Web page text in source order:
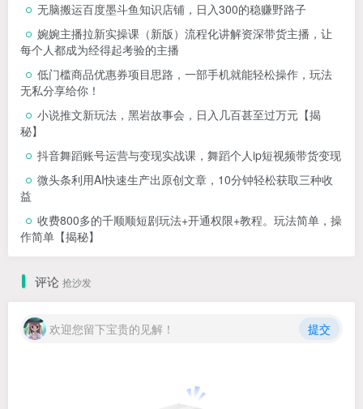
无脑搬运百度墨斗鱼知识店铺，日入300的稳赚野路子
婉婉主播拉新实操课（新版）流程化讲解资深带货主播，让
每个人都成为经得起考验的主播
低门槛商品优惠券项目思路，一部手机就能轻松操作，玩法
无私分享给你！
小说推文新玩法，黑岩故事会，日入几百甚至过万元【揭
秘】
抖音舞蹈账号运营与变现实战课，舞蹈个人ip短视频带货变现
微头条利用AI快速生产出原创文章，10分钟轻松获取三种收
益
收费800多的千顺顺短剧玩法+开通权限+教程。玩法简单，操
作简单【揭秘】
评论 抢沙发
欢迎您留下宝贵的见解！ 提交